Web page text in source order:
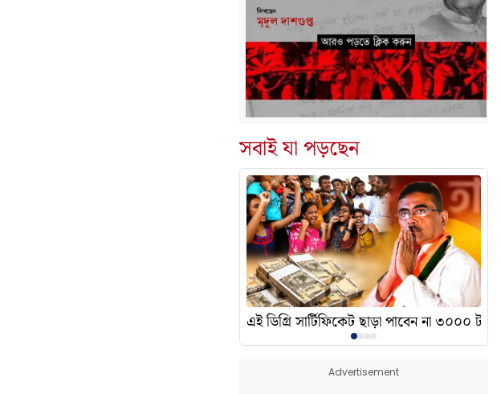
সবাই যা পড়ছেন
মিশর কোচ কেন 'এক্স' চিহ্ন দেখালেন? এর অর্থ কী?এই ডিগ্রি সার্টিফিকেট ছাড়া পাবেন না ৩০০০ টাকা
Advertisement